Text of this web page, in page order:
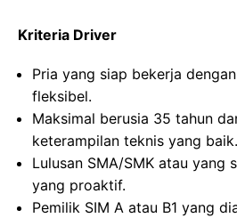
Kriteria Driver
Pria yang siap bekerja
fleksibel.
Maksimal berusia 35 tahun
keterampilan teknis yang baik.
Lulusan SMA/SMK atau yang
yang proaktif.
Pemilik SIM A atau B1 yang